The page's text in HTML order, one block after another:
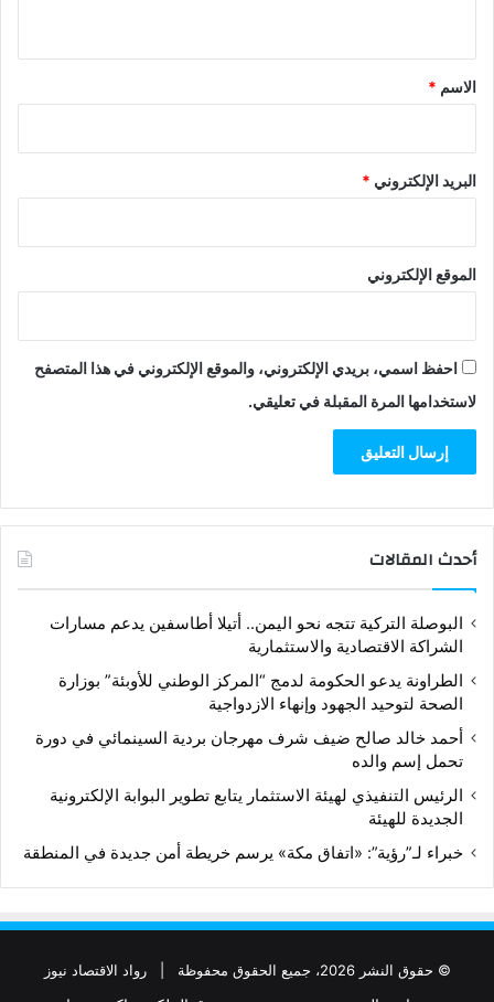
*
الاسم *
البريد الإلكتروني *
الموقع الإلكتروني
احفظ اسمي، بريدي الإلكتروني، والموقع الإلكتروني في هذا المتصفح
لاستخدامها المرة المقبلة في تعليقي.
أحدث المقالات
البوصلة التركية تتجه نحو اليمن.. أتيلا أطاسفين يدعم مسارات
الشراكة الاقتصادية والاستثمارية
الطراونة يدعو الحكومة لدمج “المركز الوطني للأوبئة” بوزارة
الصحة لتوحيد الجهود وإنهاء الازدواجية
أحمد خالد صالح ضيف شرف مهرجان بردية السينمائي في دورة
تحمل إسم والده
الرئيس التنفيذي لهيئة الاستثمار يتابع تطوير البوابة الإلكترونية
الجديدة للهيئة
خبراء لـ”رؤية”: «اتفاق مكة» يرسم خريطة أمن جديدة في المنطقة
© حقوق النشر 2026، جميع الحقوق محفوظة | رواد الاقتصاد نيوز